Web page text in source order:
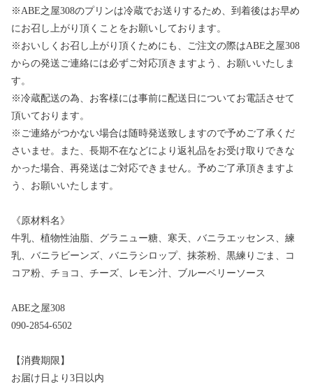
※ABE之屋308のプリンは冷蔵でお送りするため、到着後はお早め
にお召し上がり頂くことをお願いしております。
※おいしくお召し上がり頂くためにも、ご注文の際はABE之屋308
からの発送ご連絡には必ずご対応頂きますよう、お願いいたしま
す。
※冷蔵配送の為、お客様には事前に配送日についてお電話させて
頂いております。
※ご連絡がつかない場合は随時発送致しますので予めご了承くだ
さいませ。また、長期不在などにより返礼品をお受け取りできな
かった場合、再発送はご対応できません。予めご了承頂きますよ
う、お願いいたします。
《原材料名》
牛乳、植物性油脂、グラニュー糖、寒天、バニラエッセンス、練
乳、バニラビーンズ、バニラシロップ、抹茶粉、黒練りごま、コ
コア粉、チョコ、チーズ、レモン汁、ブルーベリーソース
ABE之屋308
090-2854-6502
【消費期限】
お届け日より3日以内